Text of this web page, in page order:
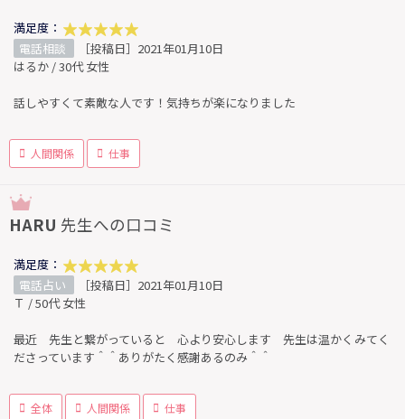
満足度：
電話相談
［投稿日］2021年01月10日
はるか / 30代 女性
話しやすくて素敵な人です！気持ちが楽になりました
人間関係 仕事
HARU 先生への口コミ
満足度：
電話占い
［投稿日］2021年01月10日
Ｔ / 50代 女性
最近 先生と繋がっていると 心より安心します 先生は温かくみてく
ださっています＾＾ありがたく感謝あるのみ＾＾
全体 人間関係 仕事